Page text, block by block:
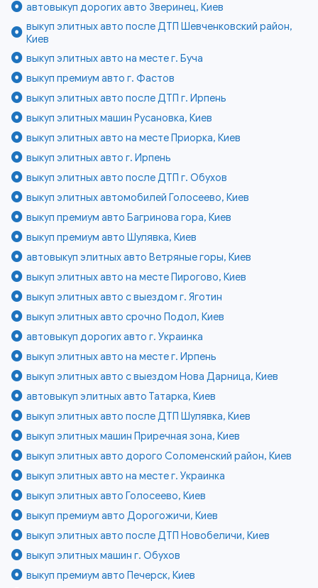
автовыкуп дорогих авто Зверинец, Киев
выкуп элитных авто после ДТП Шевченковский район,
Киев
выкуп элитных авто на месте г. Буча
выкуп премиум авто г. Фастов
выкуп элитных авто после ДТП г. Ирпень
выкуп элитных машин Русановка, Киев
выкуп элитных авто на месте Приорка, Киев
выкуп элитных авто г. Ирпень
выкуп элитных авто после ДТП г. Обухов
выкуп элитных автомобилей Голосеево, Киев
выкуп премиум авто Багринова гора, Киев
выкуп премиум авто Шулявка, Киев
автовыкуп элитных авто Ветряные горы, Киев
выкуп элитных авто на месте Пирогово, Киев
выкуп элитных авто с выездом г. Яготин
выкуп элитных авто срочно Подол, Киев
автовыкуп дорогих авто г. Украинка
выкуп элитных авто на месте г. Ирпень
выкуп элитных авто с выездом Нова Дарница, Киев
автовыкуп элитных авто Татарка, Киев
выкуп элитных авто после ДТП Шулявка, Киев
выкуп элитных машин Приречная зона, Киев
выкуп элитных авто дорого Соломенский район, Киев
выкуп элитных авто на месте г. Украинка
выкуп элитных авто Голосеево, Киев
выкуп премиум авто Дорогожичи, Киев
выкуп элитных авто после ДТП Новобеличи, Киев
выкуп элитных машин г. Обухов
выкуп премиум авто Печерск, Киев